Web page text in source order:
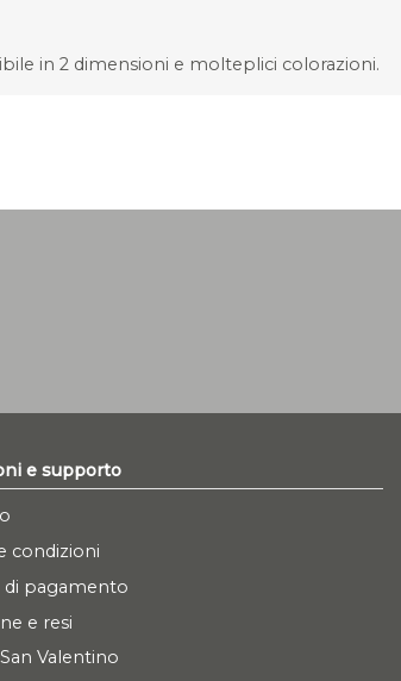
in 2 dimensioni e molteplici colorazioni.
e supporto
condizioni
di pagamento
e resi
Valentino